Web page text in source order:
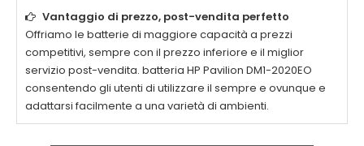
Vantaggio di prezzo, post-vendita perfetto
Offriamo le batterie di maggiore capacità a prezzi
competitivi, sempre con il prezzo inferiore e il miglior
servizio post-vendita. batteria HP Pavilion DM1-2020EO
consentendo gli utenti di utilizzare il sempre e ovunque e
adattarsi facilmente a una varietà di ambienti.